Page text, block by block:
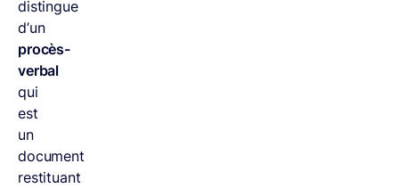
distingue
d’un
procès-
verbal
qui
est
un
document
restituant